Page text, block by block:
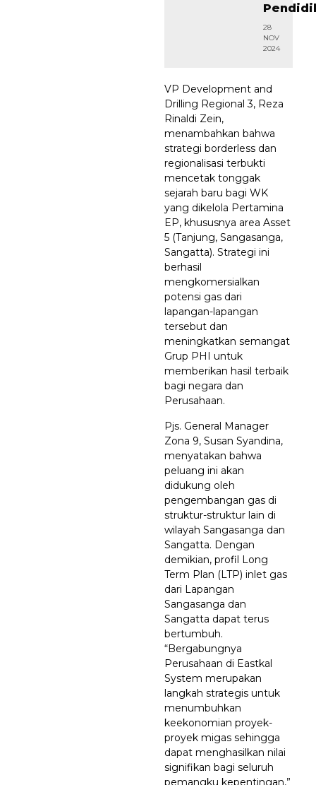
28
NOV
2024
VP Development and
Drilling Regional 3, Reza
Rinaldi Zein,
menambahkan bahwa
strategi borderless dan
regionalisasi terbukti
mencetak tonggak
sejarah baru bagi WK
yang dikelola Pertamina
EP, khususnya area Asset
5 (Tanjung, Sangasanga,
Sangatta). Strategi ini
berhasil
mengkomersialkan
potensi gas dari
lapangan-lapangan
tersebut dan
meningkatkan semangat
Grup PHI untuk
memberikan hasil terbaik
bagi negara dan
Perusahaan.
Pjs. General Manager
Zona 9, Susan Syandina,
menyatakan bahwa
peluang ini akan
didukung oleh
pengembangan gas di
struktur-struktur lain di
wilayah Sangasanga dan
Sangatta. Dengan
demikian, profil Long
Term Plan (LTP) inlet gas
dari Lapangan
Sangasanga dan
Sangatta dapat terus
bertumbuh.
“Bergabungnya
Perusahaan di Eastkal
System merupakan
langkah strategis untuk
menumbuhkan
keekonomian proyek-
proyek migas sehingga
dapat menghasilkan nilai
signifikan bagi seluruh
pemangku kepentingan,”